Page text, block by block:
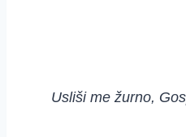
Usliši me žurno,